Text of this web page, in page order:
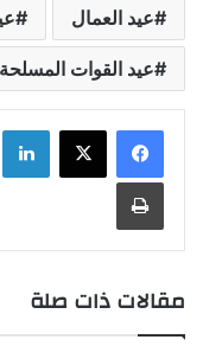
عيد العمال
عيد القوات المسلحة
طباعة
مقالات ذات صلة